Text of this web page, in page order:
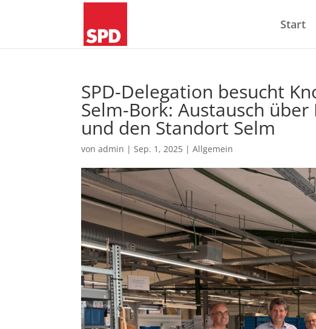
Start
SPD-Delegation besucht
Selm-Bork: Austausch
und den Standort Selm
vonadmin |Sep. 1, 2025 |Allgemein